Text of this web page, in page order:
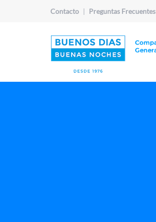
Contacto | Preguntas Frecuentes